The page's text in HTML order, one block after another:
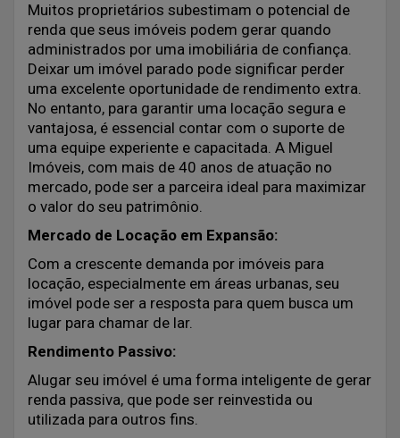
Muitos proprietários subestimam o potencial de
renda que seus imóveis podem gerar quando
administrados por uma imobiliária de confiança.
Deixar um imóvel parado pode significar perder
uma excelente oportunidade de rendimento extra.
No entanto, para garantir uma locação segura e
vantajosa, é essencial contar com o suporte de
uma equipe experiente e capacitada. A Miguel
Imóveis, com mais de 40 anos de atuação no
mercado, pode ser a parceira ideal para maximizar
o valor do seu patrimônio.
Mercado de Locação em Expansão:
Com a crescente demanda por imóveis para
locação, especialmente em áreas urbanas, seu
imóvel pode ser a resposta para quem busca um
lugar para chamar de lar.
Rendimento Passivo:
Alugar seu imóvel é uma forma inteligente de gerar
renda passiva, que pode ser reinvestida ou
utilizada para outros fins.